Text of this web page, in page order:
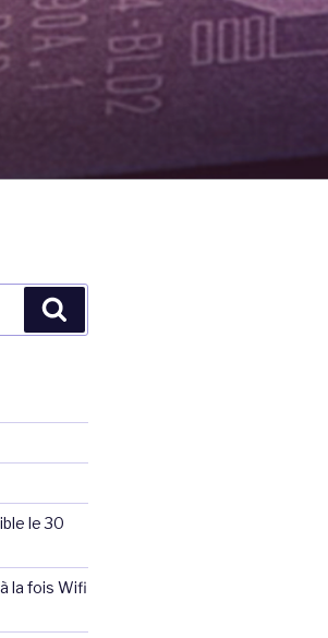
le 30
la fois Wifi